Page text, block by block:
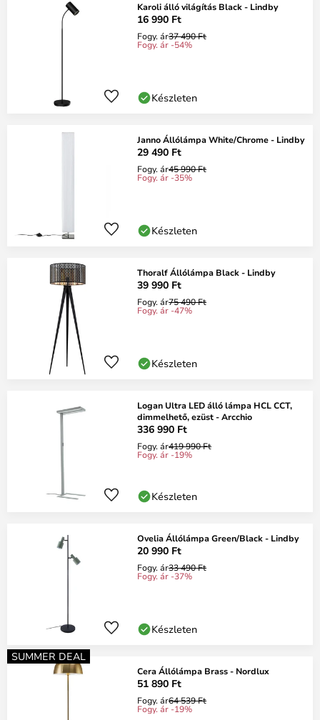
Karoli álló világítás Black - Lindby
16 990 Ft
Fogy. ár37 490 Ft
Fogy. ár -54%
Készleten
Janno Állólámpa White/Chrome - Lindby
29 490 Ft
Fogy. ár45 990 Ft
Fogy. ár -35%
Készleten
Thoralf Állólámpa Black - Lindby
39 990 Ft
Fogy. ár75 490 Ft
Fogy. ár -47%
Készleten
Logan Ultra LED álló lámpa HCL CCT,
dimmelhető, ezüst - Arcchio
336 990 Ft
Fogy. ár419 990 Ft
Fogy. ár -19%
Készleten
Ovelia Állólámpa Green/Black - Lindby
20 990 Ft
Fogy. ár33 490 Ft
Fogy. ár -37%
Készleten
SUMMER DEAL
Cera Állólámpa Brass - Nordlux
51 890 Ft
Fogy. ár64 539 Ft
Fogy. ár -19%